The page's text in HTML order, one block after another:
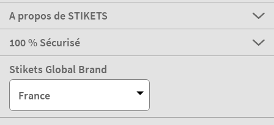
A propos de STIKETS
100 % Sécurisé
Stikets Global Brand
France